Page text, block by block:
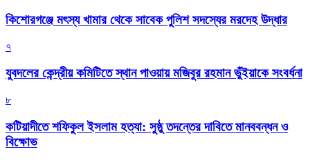
কিশোরগঞ্জে মৎস্য খামার থেকে সাবেক পুলিশ সদস্যের মরদেহ উদ্ধার
৭
যুবদলের কেন্দ্রীয় কমিটিতে স্থান পাওয়ায় মজিবুর রহমান ভুঁইয়াকে সংবর্ধনা
৮
কটিয়াদীতে শফিকুল ইসলাম হত্যা: সুষ্ঠু তদন্তের দাবিতে মানববন্ধন ও
বিক্ষোভ